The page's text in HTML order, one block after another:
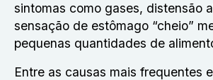
sintomas como gases, distensão
sensação de estômago “cheio”
pequenas quantidades de
Entre as causas mais frequentes